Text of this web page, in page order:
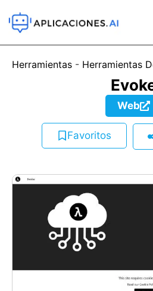
Herramientas - Herramientas
Web
Favoritos